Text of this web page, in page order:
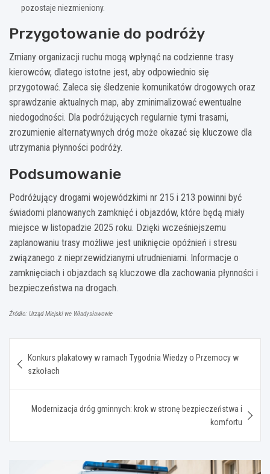
pozostaje niezmieniony.
Przygotowanie do podróży
Zmiany organizacji ruchu mogą wpłynąć na codzienne trasy
kierowców, dlatego istotne jest, aby odpowiednio się
przygotować. Zaleca się śledzenie komunikatów drogowych oraz
sprawdzanie aktualnych map, aby zminimalizować ewentualne
niedogodności. Dla podróżujących regularnie tymi trasami,
zrozumienie alternatywnych dróg może okazać się kluczowe dla
utrzymania płynności podróży.
Podsumowanie
Podróżujący drogami wojewódzkimi nr 215 i 213 powinni być
świadomi planowanych zamknięć i objazdów, które będą miały
miejsce w listopadzie 2025 roku. Dzięki wcześniejszemu
zaplanowaniu trasy możliwe jest uniknięcie opóźnień i stresu
związanego z nieprzewidzianymi utrudnieniami. Informacje o
zamknięciach i objazdach są kluczowe dla zachowania płynności i
bezpieczeństwa na drogach.
Źródło: Urząd Miejski we Władysławowie
wpisu
Konkurs plakatowy w ramach Tygodnia Wiedzy o Przemocy w
szkołach
Modernizacja dróg gminnych: krok w stronę bezpieczeństwa i
komfortu